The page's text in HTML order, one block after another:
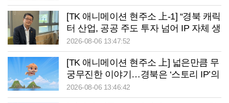
[TK 애니메이션 현주소 上-1] “경북 캐릭
터 산업, 공공 주도 투자 넘어 IP 자체 생
태계 구축 필요”
2026-08-06 13:47:52
[TK 애니메이션 현주소 上] 넓은만큼 무
궁무진한 이야기…경북은 ‘스토리 IP’의
원천
2026-08-06 13:46:42